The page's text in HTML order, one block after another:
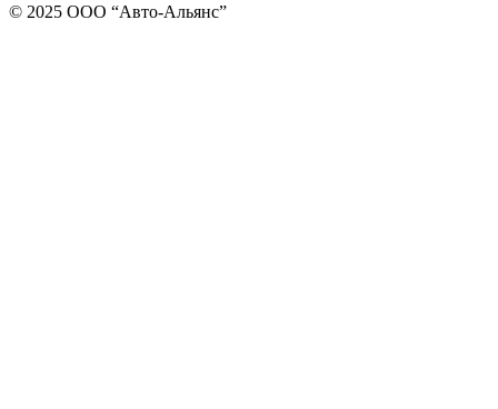
© 2025 ООО “Авто-Альянс”